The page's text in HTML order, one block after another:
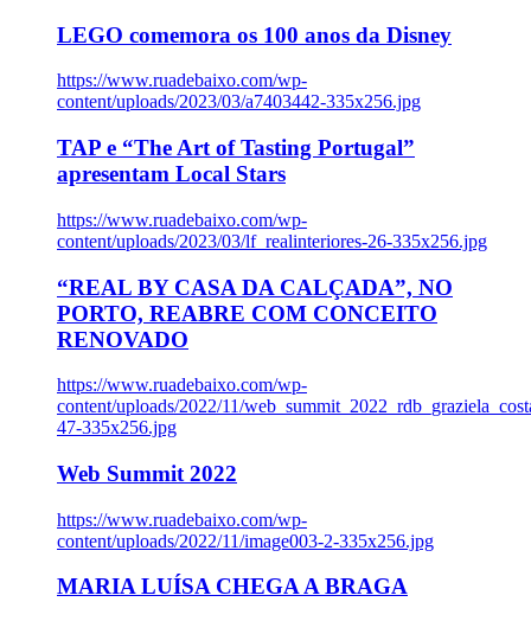
LEGO comemora os 100 anos da Disney
https://www.ruadebaixo.com/wp-
content/uploads/2023/03/a7403442-335x256.jpg
TAP e “The Art of Tasting Portugal”
apresentam Local Stars
https://www.ruadebaixo.com/wp-
content/uploads/2023/03/lf_realinteriores-26-335x256.jpg
“REAL BY CASA DA CALÇADA”, NO
PORTO, REABRE COM CONCEITO
RENOVADO
https://www.ruadebaixo.com/wp-
content/uploads/2022/11/
47-335x256.jpg
Web Summit 2022
https://www.ruadebaixo.com/wp-
content/uploads/2022/11/image003-2-335x256.jpg
MARIA LUÍSA CHEGA A BRAGA